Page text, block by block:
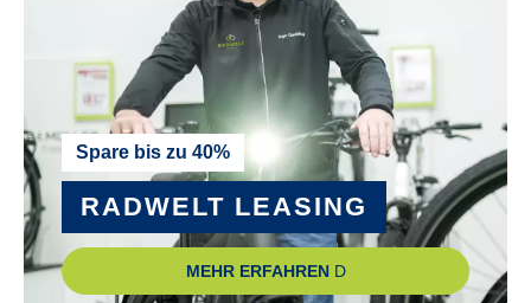
RADGRÖSSE :
RAHMEN :
Aluminium
RAHMENGRÖSSE :
45 cm, 50 cm, 55 cm
Spare bis zu 40%
RADWELT LEASING
MEHR ERFAHREN